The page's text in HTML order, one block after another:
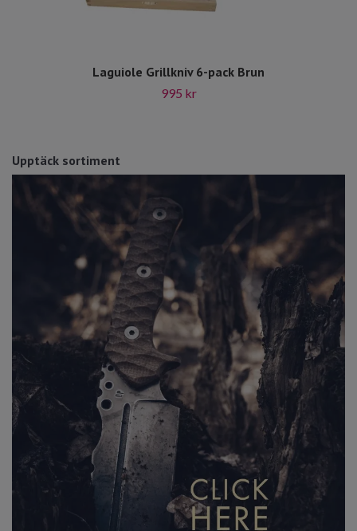
Upptäck sortiment
Laguiole Grillkniv 6-pack Brun
995 kr